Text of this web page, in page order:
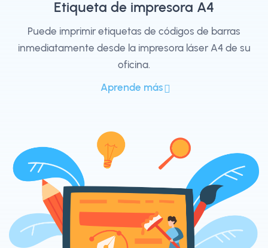
Etiqueta de impresora A4
Puede imprimir etiquetas de códigos de barras
inmediatamente desde la impresora láser A4 de su
oficina.
Aprende más